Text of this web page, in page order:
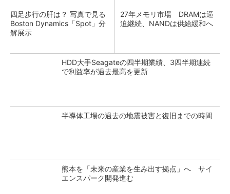
四足歩行の肝は？ 写真で見る
Boston Dynamics「Spot」分
解展示
27年メモリ市場 DRAMは逼
迫継続、NANDは供給緩和へ
HDD大手Seagateの四半期業績、3四半期連続
で利益率が過去最高を更新
半導体工場の過去の地震被害と復旧までの時間
熊本を「未来の産業を生み出す拠点」へ サイ
エンスパーク開発進む